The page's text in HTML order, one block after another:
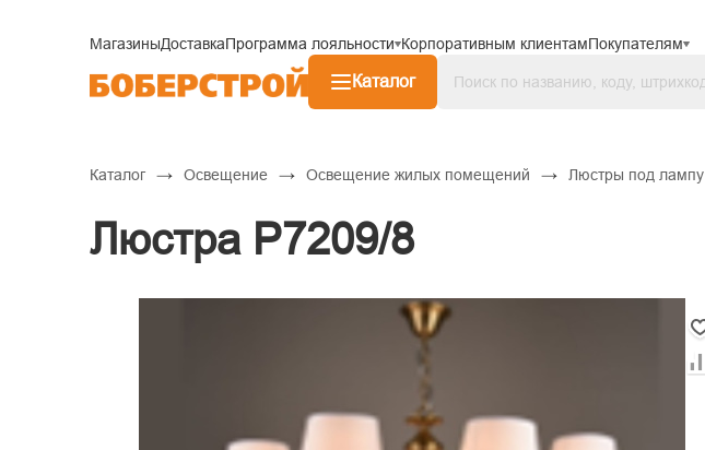
МагазиныДоставкаПрограмма лояльности Корпоративным клиентамПокупателям
Каталог
Каталог → Освещение → Освещение жилых помещений → Люстры под лампу
Люстра P7209/8